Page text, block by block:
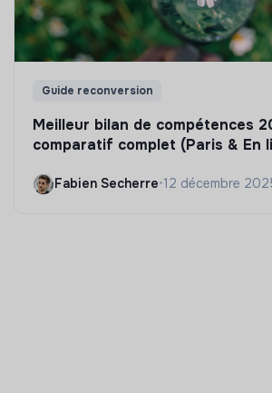
Guide reconversion
Meilleur bilan de compétences
comparatif complet (Paris & En
Fabien Secherre•12 décembre